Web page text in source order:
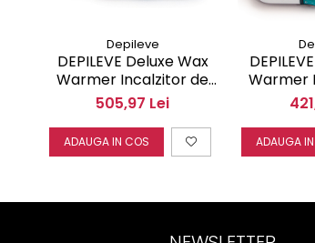
Depileve
DEPILEVE Deluxe Wax
Warmer Incalzitor de
ceara profesional 800gr
505,97 Lei
ADAUGA IN COS
Warmer
ceara
ADAUGA